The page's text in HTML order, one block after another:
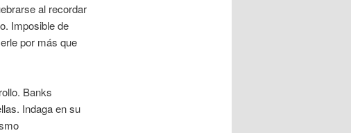
al recordar
Imposible de
por más que
Banks
Indaga en su